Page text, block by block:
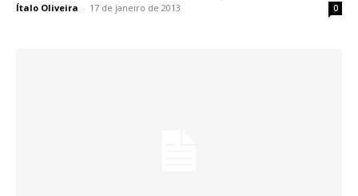
Ítalo Oliveira - 17 de janeiro de 2013 0